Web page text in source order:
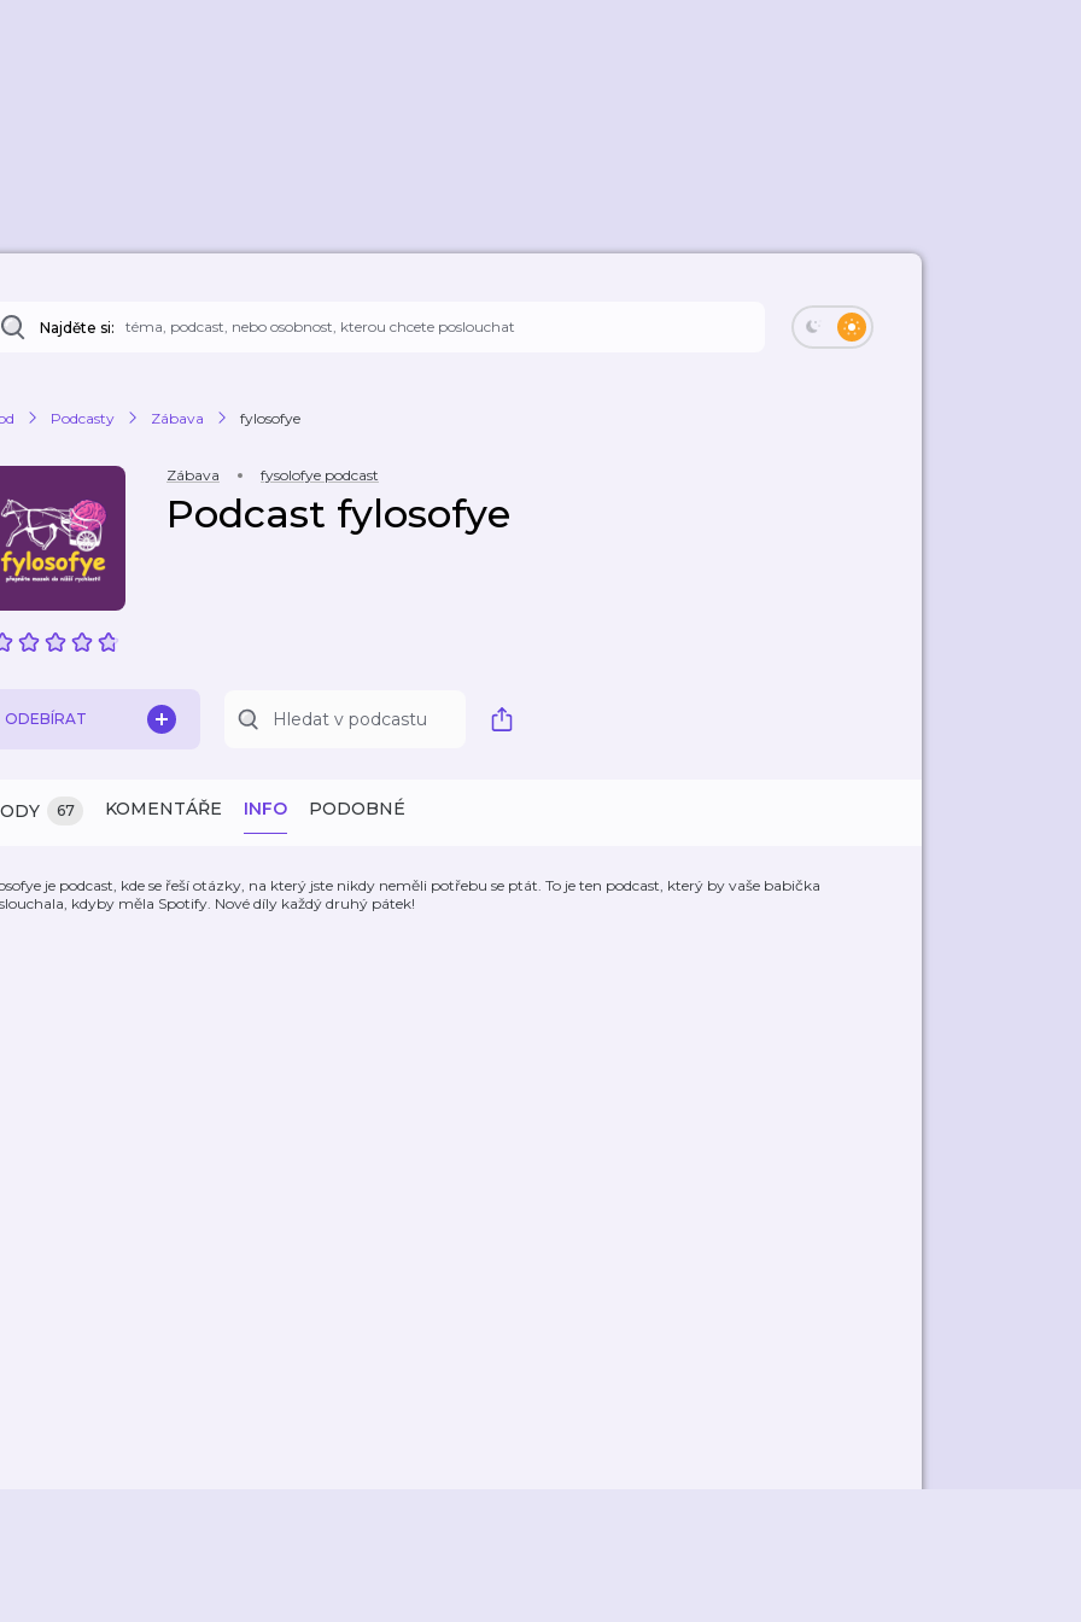
Najděte si:
Podcasty Zábava fylosofye
Zábava fysolofye podcast
Podcast fylosofye
ODEBÍRAT
67 KOMENTÁŘE INFO PODOBNÉ
je podcast, kde se řeší otázky, na který jste nikdy neměli potřebu se ptát. To je ten podcast, který by vaše babička
kdyby měla Spotify. Nové díly každý druhý pátek!